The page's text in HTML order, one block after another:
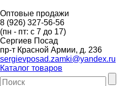
Оптовые продажи
8 (926) 327-56-56
(пн - пт: с 7 до 17)
Сергиев Посад
пр-т Красной Армии, д. 236
sergievposad.zamki@yandex.ru
Каталог товаров